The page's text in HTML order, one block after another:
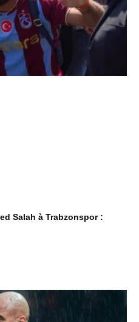
Salah à Trabzonspor :